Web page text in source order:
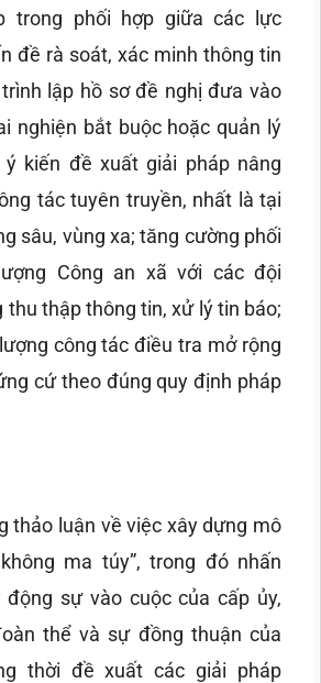
trong phối hợp giữa các lực
đề rà soát, xác minh thông tin
lập hồ sơ đề nghị đưa vào
nghiện bắt buộc hoặc quản lý
ý kiến đề xuất giải pháp nâng
tác tuyên truyền, nhất là tại
sâu, vùng xa; tăng cường phối
Công an xã với các đội
thu thập thông tin, xử lý tin báo;
công tác điều tra mở rộng
cứ theo đúng quy định pháp
thảo luận về việc xây dựng mô
ma túy”, trong đó nhấn
động sự vào cuộc của cấp ủy,
thể và sự đồng thuận của
thời đề xuất các giải pháp